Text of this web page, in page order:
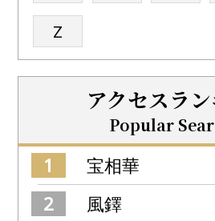
Z
アクセスラ
Popular
宝相華
風鐸